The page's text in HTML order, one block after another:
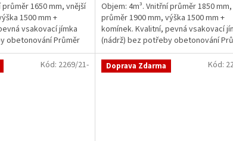
průměr 1650 mm, vnější
1500 mm +
vsakovací jímka
obetonování Průměr
Objem: 4m³. Vnitřní průměr 1850
průměr 1900 mm, výška 1500 mm +
komínek. Kvalitní, pevná vsakovací
(nádrž) bez potřeby obetonování
přítoku a odtoku +...
Kód: 2269/21- Doprava Zdarma Kód: